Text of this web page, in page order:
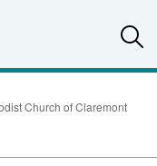
Church of Claremont